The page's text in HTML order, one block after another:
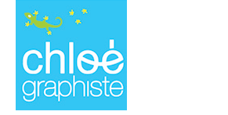
fashion
logos
illustrations
drawings